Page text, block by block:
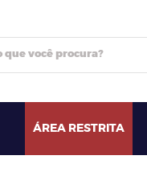
ÁREA RESTRITA